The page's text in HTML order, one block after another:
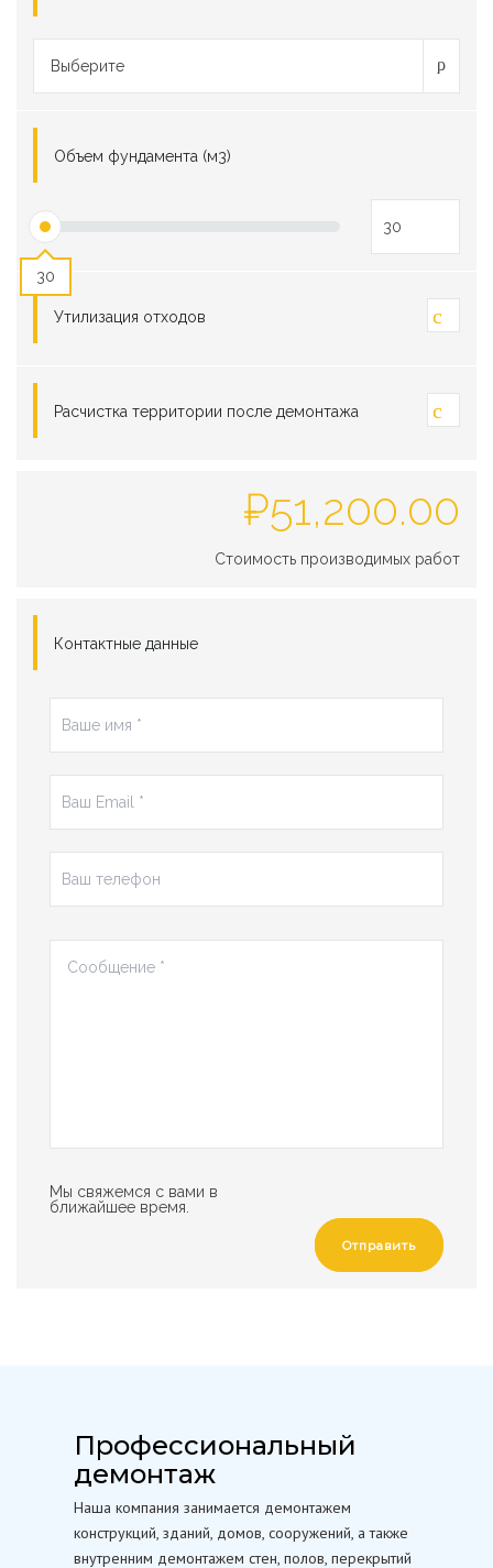
Выберите
Объем фундамента (м3)
30
Утилизация отходов
Расчистка территории после демонтажа
₽51,200.00
Стоимость производимых работ
Контактные данные
Мы свяжемся с вами в
ближайшее время.
Отправить
Профессиональный
демонтаж
Наша компания занимается демонтажем
конструкций, зданий, домов, сооружений, а также
внутренним демонтажем стен, полов, перекрытий